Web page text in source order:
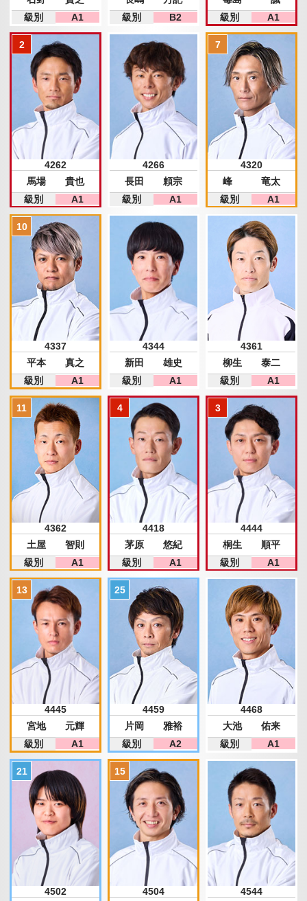
級別
A1
級別
B2
級別
A1
4262
馬場 貴也
級別
A1
4266
長田 頼宗
級別
A1
4320
峰 竜太
級別
A1
4337
平本 真之
級別
A1
4344
新田 雄史
級別
A1
4361
柳生 泰二
級別
A1
4362
土屋 智則
級別
A1
4418
茅原 悠紀
級別
A1
4444
桐生 順平
級別
A1
4445
宮地 元輝
級別
A1
4459
片岡 雅裕
級別
A2
4468
大池 佑来
級別
A1
4502
4504
4544